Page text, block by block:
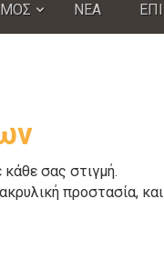
ΝΕΑ
σας στιγμή.
προστασία, και